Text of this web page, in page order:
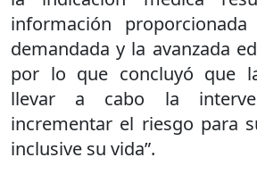
información
demandada y la avanzada
por lo que concluyó que
llevar a cabo la
incrementar el riesgo para
inclusive su vida”.